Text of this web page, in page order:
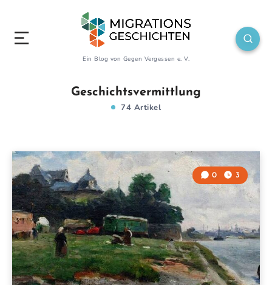
Ein Blog von Gegen Vergessen e. V.
Geschichtsvermittlung
74 Artikel
0 3